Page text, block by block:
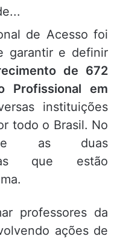
de Acesso foi
garantir e definir
de 672
Profissional em
instituições
todo o Brasil. No
se as duas
que estão
professores da
ações de